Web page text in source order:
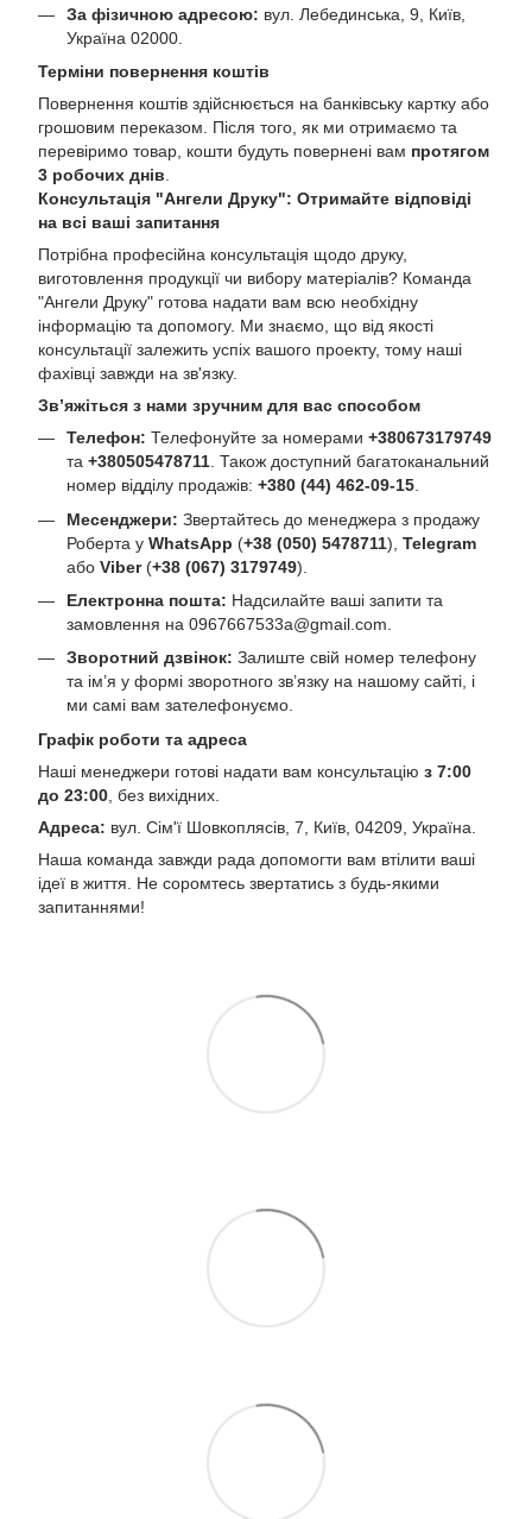
За фізичною адресою: вул. Лебединська, 9, Київ,
Україна 02000.
Терміни повернення коштів
Повернення коштів здійснюється на банківську картку або
грошовим переказом. Після того, як ми отримаємо та
перевіримо товар, кошти будуть повернені вам протягом
3 робочих днів.
Консультація "Ангели Друку": Отримайте відповіді
на всі ваші запитання
Потрібна професійна консультація щодо друку,
виготовлення продукції чи вибору матеріалів? Команда
"Ангели Друку" готова надати вам всю необхідну
інформацію та допомогу. Ми знаємо, що від якості
консультації залежить успіх вашого проекту, тому наші
фахівці завжди на зв'язку.
Зв’яжіться з нами зручним для вас способом
Телефон: Телефонуйте за номерами +380673179749
та +380505478711. Також доступний багатоканальний
номер відділу продажів: +380 (44) 462-09-15.
Месенджери: Звертайтесь до менеджера з продажу
Роберта у WhatsApp (+38 (050) 5478711), Telegram
або Viber(+38 (067) 3179749).
Електронна пошта: Надсилайте ваші запити та
замовлення на 0967667533a@gmail.com
Зворотний дзвінок: Залиште свій номер телефону
та ім’я у формі зворотного зв’язку на нашому сайті, і
ми самі вам зателефонуємо.
Графік роботи та адреса
Наші менеджери готові надати вам консультацію з 7:00
до 23:00 , без вихідних.
Адреса: вул. Сім'ї Шовкоплясів, 7, Київ, 04209, Україна.
Наша команда завжди рада допомогти вам втілити ваші
ідеї в життя. Не соромтесь звертатись з будь-якими
запитаннями!